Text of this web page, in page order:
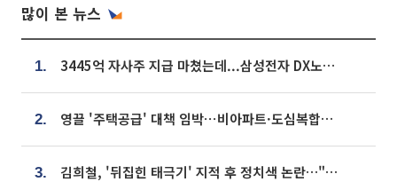
많이 본 뉴스
1. 3445억 자사주 지급 마쳤는데...삼성전자 DX노조, 뒤늦은 '떼쓰기 집회'
2. 영끌 '주택공급' 대책 임박⋯비아파트·도심복합까지 총동원
3. 김희철, '뒤집힌 태극기' 지적 후 정치색 논란…"좌우 떠나 우리나라 국기"